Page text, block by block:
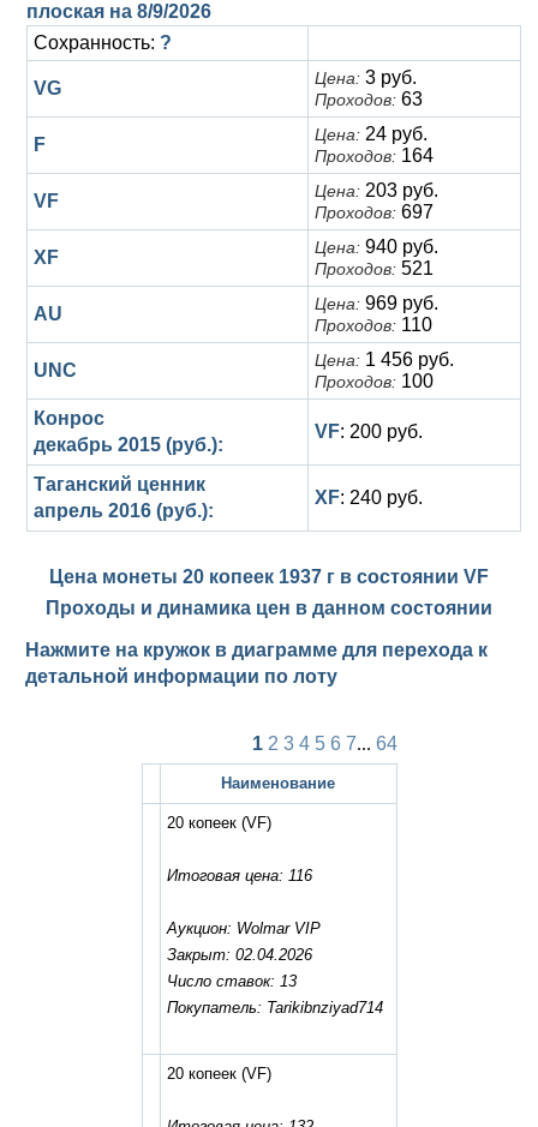
плоская на 8/9/2026
Сохранность: ?
VG Цена: 3 руб.
Проходов: 63
F Цена: 24 руб.
Проходов: 164
VF Цена: 203 руб.
Проходов: 697
XF Цена: 940 руб.
Проходов: 521
AU Цена: 969 руб.
Проходов: 110
UNC Цена: 1 456 руб.
Проходов: 100
Конрос
декабрь 2015 (руб.):
VF: 200 руб.
Таганский ценник
апрель 2016 (руб.):
XF: 240 руб.
Цена монеты 20 копеек 1937 г в состоянии VF
Проходы и динамика цен в данном состоянии
Нажмите на кружок в диаграмме для перехода к
детальной информации по лоту
1 2 3 4 5 6 7... 64
Наименование
20 копеек(VF)
Итоговая цена: 116
Аукцион: Wolmar VIP
Закрыт: 02.04.2026
Число ставок: 13
Покупатель: Tarikibnziyad714
20 копеек(VF)